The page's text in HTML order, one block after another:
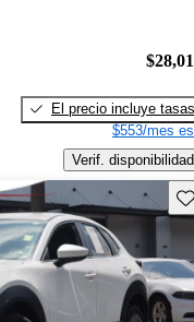
El precio incluye tasas
$553/mes
Verif. disponibilidad